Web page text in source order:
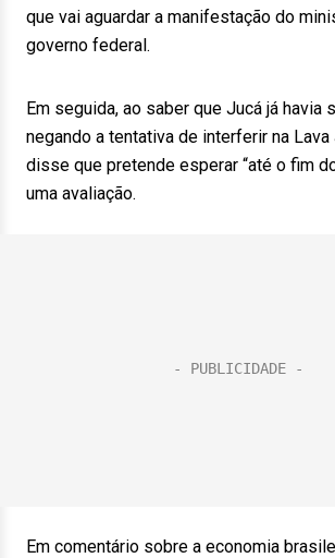
que vai aguardar a manifestação do
governo federal.
Em seguida, ao saber que Jucá já havia
negando a tentativa de interferir na
disse que pretende esperar “até o fim
uma avaliação.
Em comentário sobre a economia